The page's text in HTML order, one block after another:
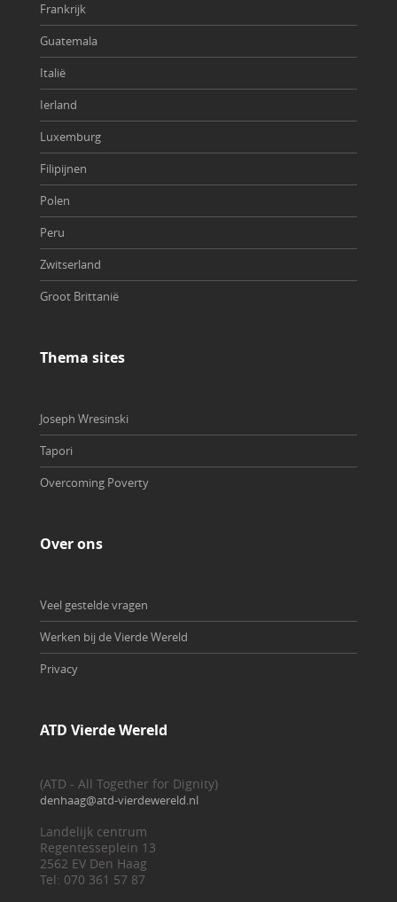
Frankrijk
Guatemala
Italië
Ierland
Luxemburg
Filipijnen
Polen
Peru
Zwitserland
Groot Brittanië
Thema sites
Joseph Wresinski
Tapori
Overcoming Poverty
Over ons
Veel gestelde vragen
Werken bij de Vierde Wereld
Privacy
ATD Vierde Wereld
(ATD - All Together for Dignity)
denhaag@atd-vierdewereld.nl
Landelijk centrum
Regentesseplein 13
2562 EV Den Haag
Tel: 070 361 57 87